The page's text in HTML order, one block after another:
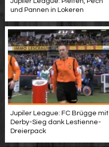
und Pannen in Lokeren
Jupiler League: FC Brügge mit
Derby-Sieg dank Lestienne-
Dreierpack